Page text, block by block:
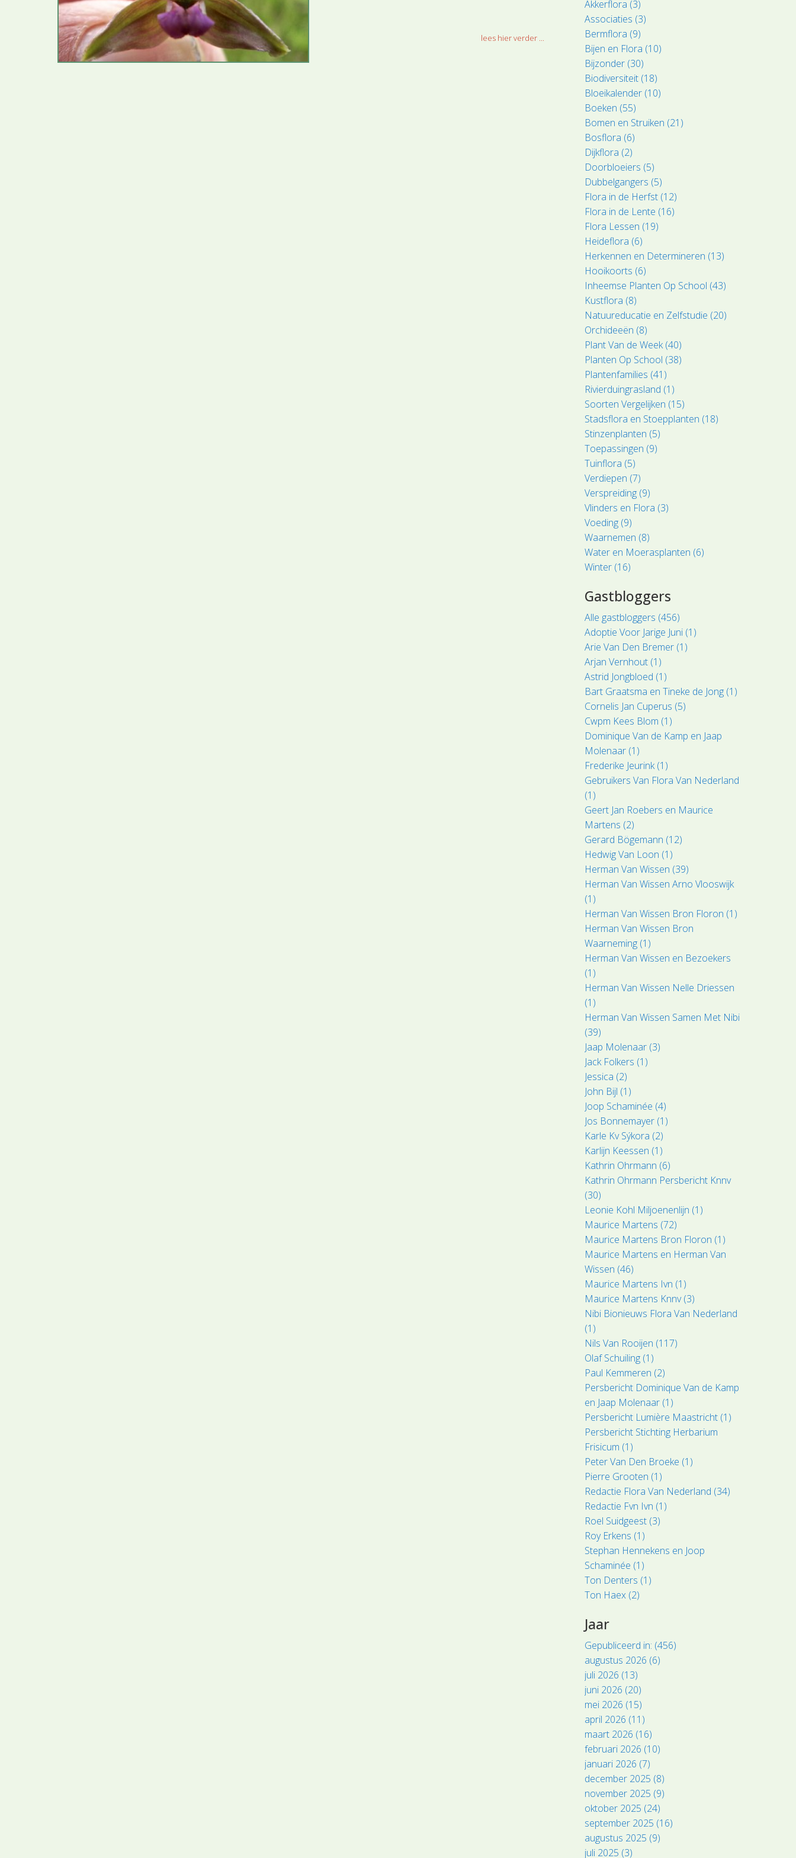
lees hier verder ...
Akkerflora (3)
Associaties (3)
Bermflora (9)
Bijen en Flora (10)
Bijzonder (30)
Biodiversiteit (18)
Bloeikalender (10)
Boeken (55)
Bomen en Struiken (21)
Bosflora (6)
Dijkflora (2)
Doorbloeiers (5)
Dubbelgangers (5)
Flora in de Herfst (12)
Flora in de Lente (16)
Flora Lessen (19)
Heideflora (6)
Herkennen en Determineren (13)
Hooikoorts (6)
Inheemse Planten Op School (43)
Kustflora (8)
Natuureducatie en Zelfstudie (20)
Orchideeën (8)
Plant Van de Week (40)
Planten Op School (38)
Plantenfamilies (41)
Rivierduingrasland (1)
Soorten Vergelijken (15)
Stadsflora en Stoepplanten (18)
Stinzenplanten (5)
Toepassingen (9)
Tuinflora (5)
Verdiepen (7)
Verspreiding (9)
Vlinders en Flora (3)
Voeding (9)
Waarnemen (8)
Water en Moerasplanten (6)
Winter (16)
Gastbloggers
Alle gastbloggers (456)
Adoptie Voor Jarige Juni (1)
Arie Van Den Bremer (1)
Arjan Vernhout (1)
Astrid Jongbloed (1)
Bart Graatsma en Tineke de Jong (1)
Cornelis Jan Cuperus (5)
Cwpm Kees Blom (1)
Dominique Van de Kamp en Jaap
Molenaar (1)
Frederike Jeurink (1)
Gebruikers Van Flora Van Nederland
(1)
Geert Jan Roebers en Maurice
Martens (2)
Gerard Bögemann (12)
Hedwig Van Loon (1)
Herman Van Wissen (39)
Herman Van Wissen Arno Vlooswijk
(1)
Herman Van Wissen Bron Floron (1)
Herman Van Wissen Bron
Waarneming (1)
Herman Van Wissen en Bezoekers
(1)
Herman Van Wissen Nelle Driessen
(1)
Herman Van Wissen Samen Met Nibi
(39)
Jaap Molenaar (3)
Jack Folkers (1)
Jessica (2)
John Bijl (1)
Joop Schaminée (4)
Jos Bonnemayer (1)
Karle Kv Sýkora (2)
Karlijn Keessen (1)
Kathrin Ohrmann (6)
Kathrin Ohrmann Persbericht Knnv
(30)
Leonie Kohl Miljoenenlijn (1)
Maurice Martens (72)
Maurice Martens Bron Floron (1)
Maurice Martens en Herman Van
Wissen (46)
Maurice Martens Ivn (1)
Maurice Martens Knnv (3)
Nibi Bionieuws Flora Van Nederland
(1)
Nils Van Rooijen (117)
Olaf Schuiling (1)
Paul Kemmeren (2)
Persbericht Dominique Van de Kamp
en Jaap Molenaar (1)
Persbericht Lumière Maastricht (1)
Persbericht Stichting Herbarium
Frisicum (1)
Peter Van Den Broeke (1)
Pierre Grooten (1)
Redactie Flora Van Nederland (34)
Redactie Fvn Ivn (1)
Roel Suidgeest (3)
Roy Erkens (1)
Stephan Hennekens en Joop
Schaminée (1)
Ton Denters (1)
Ton Haex (2)
Jaar
Gepubliceerd in: (456)
augustus 2026 (6)
juli 2026 (13)
juni 2026 (20)
mei 2026 (15)
april 2026 (11)
maart 2026 (16)
februari 2026 (10)
januari 2026 (7)
december 2025 (8)
november 2025 (9)
oktober 2025 (24)
september 2025 (16)
augustus 2025 (9)
juli 2025 (3)